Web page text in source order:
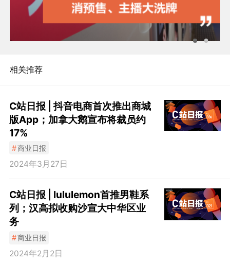
相关推荐
C站日报 | 抖音电商首次推出商城
版App；加拿大鹅宣布将裁员约
17%
#商业日报
2024年3月27日
C站日报 | lululemon首推男鞋系
列；汉高拟收购沙宣大中华区业
务
#商业日报
2024年2月2日